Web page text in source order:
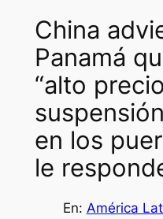
China
Panamá
“alto
en los
le
En: América